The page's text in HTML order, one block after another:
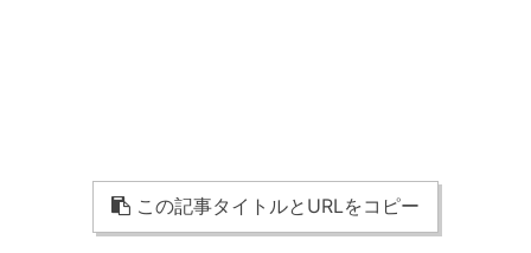
この記事タイトルとURLをコピー